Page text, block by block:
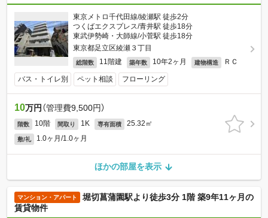
東京メトロ千代田線/綾瀬駅 徒歩2分
つくばエクスプレス/青井駅 徒歩18分
東武伊勢崎・大師線/小菅駅 徒歩18分
東京都足立区綾瀬３丁目
総階数 11階建 築年数 10年2ヶ月 建物構造 ＲＣ
バス・トイレ別 ペット相談 フローリング
10万円 （管理費9,500円）
階数 10階 間取り 1K 専有面積 25.32㎡
敷/礼 1.0ヶ月/1.0ヶ月
ほかの部屋を表示
マンション・アパート
堀切菖蒲園駅より徒歩3分 1階 築9年11ヶ月の
賃貸物件